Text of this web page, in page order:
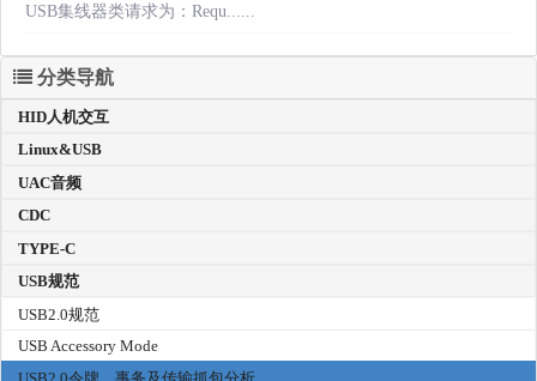
USB集线器类请求为：Requ......
分类导航
HID人机交互
Linux&USB
UAC音频
CDC
TYPE-C
USB规范
USB2.0规范
USB Accessory Mode
USB2.0令牌、事务及传输抓包分析